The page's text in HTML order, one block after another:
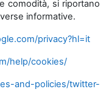
comodità, si riportano
informative.
privacy?hl=it
help/cookies/
and-policies/twitter-